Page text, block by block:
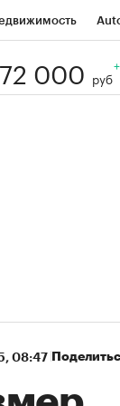
000 руб
08:47